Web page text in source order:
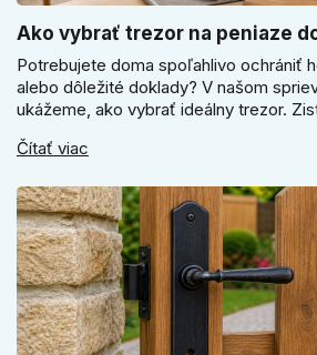
Ako vybrať trezor na peniaze
Potrebujete doma spoľahlivo ochrániť
alebo dôležité doklady? V našom
ukážeme, ako vybrať ideálny trezor.
kľúčové jeho správne ukotvenie.
Čítať viac